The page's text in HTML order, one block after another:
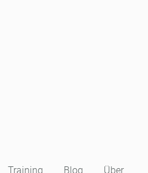
Training Blog Über